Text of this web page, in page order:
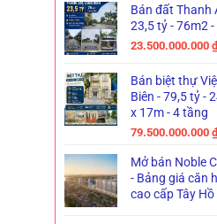
Bán đất Thanh
23,5 tỷ - 76m2
23.500.000.000
Bán biệt thự
Biên - 79,5 tỷ -
x 17m - 4 tầng
79.500.000.000
Mở bán Noble
- Bảng giá căn
cao cấp Tây Hồ